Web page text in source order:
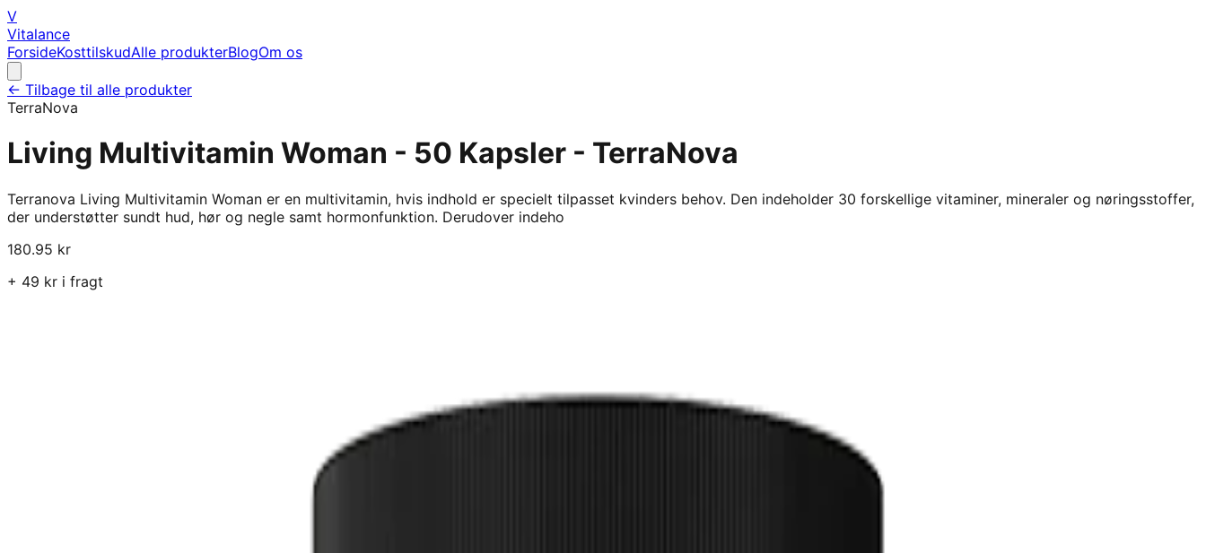
V
Vitalance
ForsideKosttilskudAlle produkterBlogOm os
← Tilbage til alle produkter
TerraNova
Living Multivitamin Woman - 50 Kapsler - TerraNova
Terranova Living Multivitamin Woman er en multivitamin, hvis indhold er specielt tilpasset kvinders behov. Den indeholder 30 forskellige vitaminer, mineraler og nøringsstoffer,
der understøtter sundt hud, hør og negle samt hormonfunktion. Derudover indeho
180.95 kr
+ 49 kr i fragt